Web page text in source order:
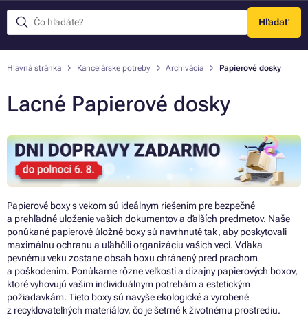
Hľadať
Menu
Hlavná stránka Kancelárske potreby Archivácia Papierové dosky
Lacné Papierové dosky
Papierové boxy s vekom sú ideálnym riešením pre bezpečné
a prehľadné uloženie vašich dokumentov a ďalších predmetov. Naše
ponúkané papierové úložné boxy sú navrhnuté tak, aby poskytovali
maximálnu ochranu a uľahčili organizáciu vašich vecí. Vďaka
pevnému veku zostane obsah boxu chránený pred prachom
a poškodením. Ponúkame rôzne veľkosti a dizajny papierových boxov,
ktoré vyhovujú vašim individuálnym potrebám a estetickým
požiadavkám. Tieto boxy sú navyše ekologické a vyrobené
z recyklovateľných materiálov, čo je šetrné k životnému prostrediu.